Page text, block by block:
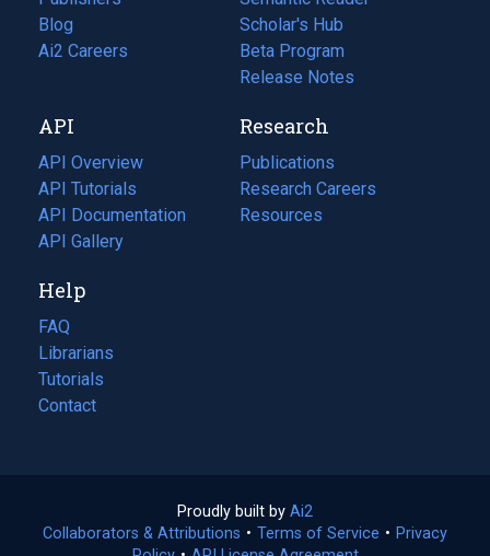
Blog
(opens
in
tab)
Ai2 Careers
(opens
new
tab)
Scholar's Hub
Beta Program
Release Notes
API
API Overview
API Tutorials
API Documentation
(opens
in
new
tab)
API Gallery
Research
Publications
(opens
in
a
Research Careers
(opens
in
Resources
(opens
Help
FAQ
Librarians
Tutorials
Contact
Proudly built by Ai2
in
Collaborators & Attributions • Terms of Service (opens
• Privacy